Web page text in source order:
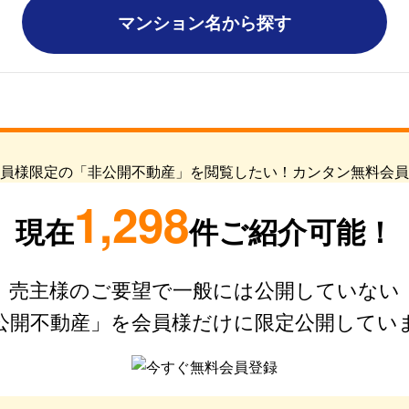
マンション名から探す
現在1,298件ご紹介可能！
売主様のご要望で一般には公開していない
開不動産」を会員様だけに限定公開してい